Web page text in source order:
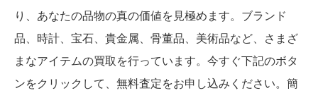
り、あなたの品物の真の価値を見極めます。ブランド
品、時計、宝石、貴金属、骨董品、美術品など、さまざ
まなアイテムの買取を行っています。今すぐ下記のボタ
ンをクリックして、無料査定をお申し込みください。簡